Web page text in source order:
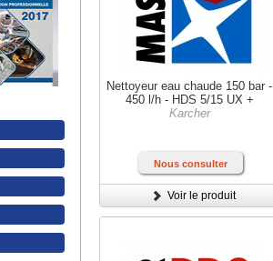
Nettoyeur eau chaude 150 bar -
450 l/h - HDS 5/15 UX +
Karcher
Nous consulter
Voir le produit